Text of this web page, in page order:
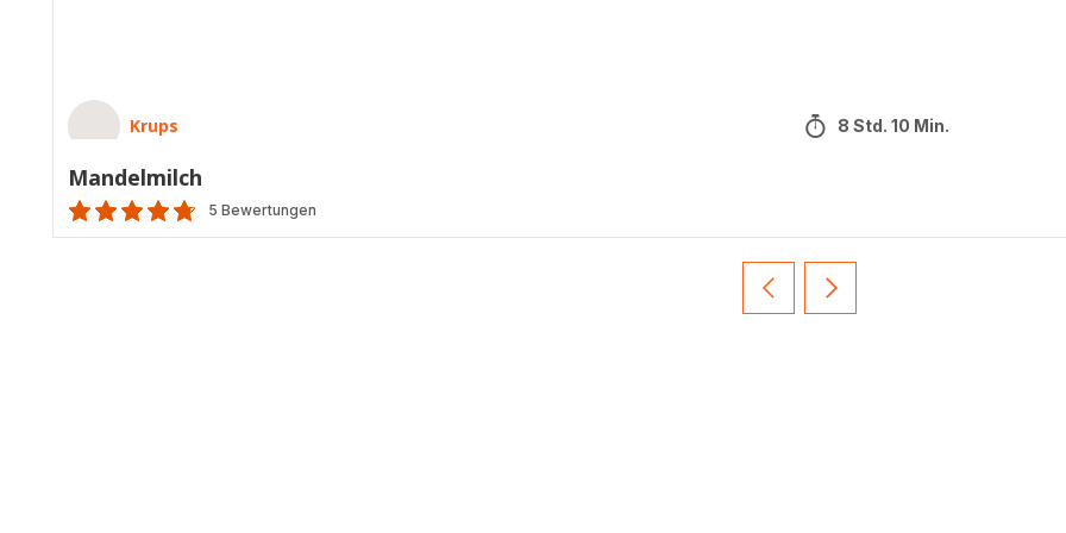
Krups 8 Std. 10 Min.
Mandelmilch
ratings.4.7
5 Bewertungen
Vorherige
Recipe
Weiter
Recipe